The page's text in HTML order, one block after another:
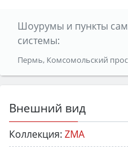
Шоурумы и пункты
системы:
Пермь, Комсомольский
Внешний вид
Коллекция: ZMA